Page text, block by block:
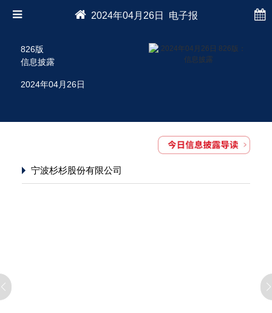
2024年04月26日 电子报
826版
信息披露
2024年04月26日
宁波杉杉股份有限公司